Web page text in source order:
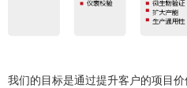
我们的目标是通过提升客户的项目